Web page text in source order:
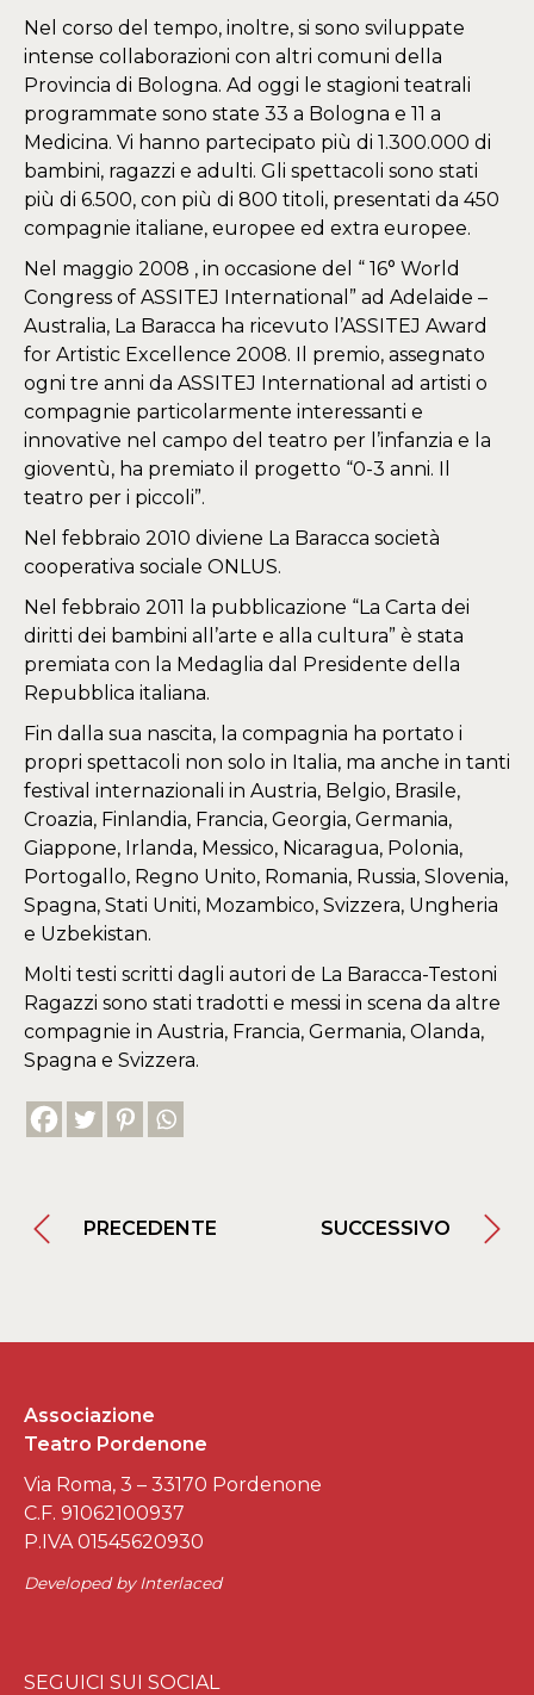
Nel corso del tempo, inoltre, si sono sviluppate
intense collaborazioni con altri comuni della
Provincia di Bologna. Ad oggi le stagioni teatrali
programmate sono state 33 a Bologna e 11 a
Medicina. Vi hanno partecipato più di 1.300.000 di
bambini, ragazzi e adulti. Gli spettacoli sono stati
più di 6.500, con più di 800 titoli, presentati da 450
compagnie italiane, europee ed extra europee.
Nel maggio 2008 , in occasione del “ 16° World
Congress of ASSITEJ International” ad Adelaide –
Australia, La Baracca ha ricevuto l’ASSITEJ Award
for Artistic Excellence 2008. Il premio, assegnato
ogni tre anni da ASSITEJ International ad artisti o
compagnie particolarmente interessanti e
innovative nel campo del teatro per l’infanzia e la
gioventù, ha premiato il progetto “0-3 anni. Il
teatro per i piccoli”.
Nel febbraio 2010 diviene La Baracca società
cooperativa sociale ONLUS.
Nel febbraio 2011 la pubblicazione “La Carta dei
diritti dei bambini all’arte e alla cultura” è stata
premiata con la Medaglia dal Presidente della
Repubblica italiana.
Fin dalla sua nascita, la compagnia ha portato i
propri spettacoli non solo in Italia, ma anche in tanti
festival internazionali in Austria, Belgio, Brasile,
Croazia, Finlandia, Francia, Georgia, Germania,
Giappone, Irlanda, Messico, Nicaragua, Polonia,
Portogallo, Regno Unito, Romania, Russia, Slovenia,
Spagna, Stati Uniti, Mozambico, Svizzera, Ungheria
e Uzbekistan.
Molti testi scritti dagli autori de La Baracca-Testoni
Ragazzi sono stati tradotti e messi in scena da altre
compagnie in Austria, Francia, Germania, Olanda,
Spagna e Svizzera.
PRECEDENTE SUCCESSIVO
Associazione
Teatro Pordenone
Via Roma, 3 – 33170 Pordenone
C.F. 91062100937
P.IVA 01545620930
Developed by Interlaced
SEGUICI SUI SOCIAL